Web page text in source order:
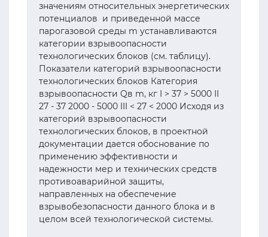
значениям относительных энергетических
потенциалов и приведенной массе
парогазовой среды m устанавливаются
категории взрывоопасности
технологических блоков (см. таблицу).
Показатели категорий взрывоопасности
технологических блоков Категория
взрывоопасности Qв m, кг I > 37 > 5000 II
27 - 37 2000 - 5000 III < 27 < 2000 Исходя из
категорий взрывоопасности
технологических блоков, в проектной
документации дается обоснование по
применению эффективности и
надежности мер и технических средств
противоаварийной защиты,
направленных на обеспечение
взрывобезопасности данного блока и в
целом всей технологической системы.